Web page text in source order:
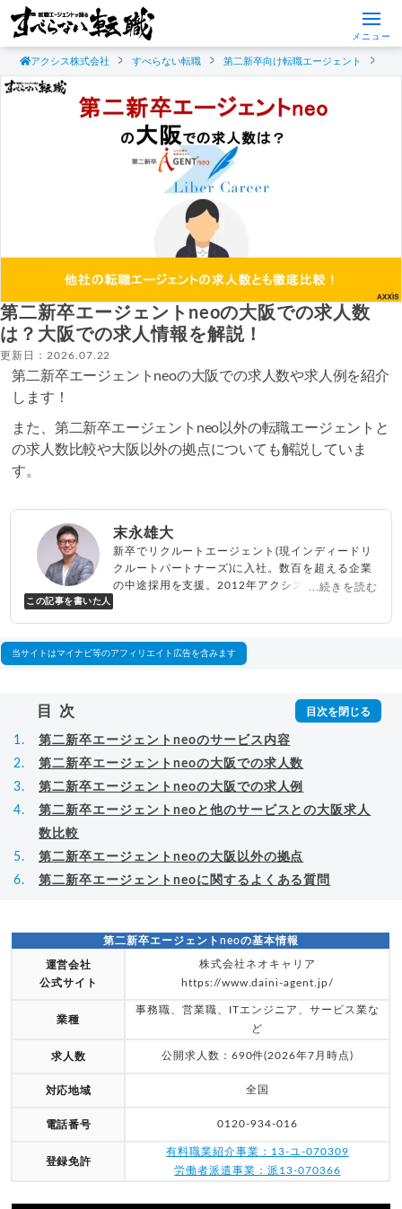
メニュー
アクシス株式会社 すべらない転職 第二新卒向け転職エージェント
第二新卒エージェントneoの大阪での求人数
は？大阪での求人情報を解説！
更新日：2026.07.22
第二新卒エージェントneoの大阪での求人数や求人例を紹介
します！
また、第二新卒エージェントneo以外の転職エージェントと
の求人数比較や大阪以外の拠点についても解説していま
す。
この記事を書いた人
末永雄大
新卒でリクルートエージェント(現インディードリ
クルートパートナーズ)に入社。数百を超える企業
の中途採用を支援。2012年アクシス(株)設立、代
べらない転職エージェント
...続きを読む
当サイトはマイナビ等のアフィリエイト広告を含みます
目次
第二新卒エージェントneoのサービス内容
第二新卒エージェントneoの大阪での求人数
第二新卒エージェントneoの大阪での求人例
第二新卒エージェントneoと他のサービスとの大阪求人
数比較
第二新卒エージェントneoの大阪以外の拠点
第二新卒エージェントneoに関するよくある質問
第二新卒エージェントneoの基本情報
運営会社
公式サイト
株式会社ネオキャリア
https://www.daini-agent.jp/
業種
事務職、営業職、ITエンジニア、サービス業な
ど
求人数 公開求人数：690件(2026年7月時点)
対応地域 全国
電話番号 0120-934-016
登録免許
有料職業紹介事業：13-ユ-070309
労働者派遣事業：派13-070366